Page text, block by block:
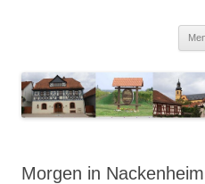
Morgen in